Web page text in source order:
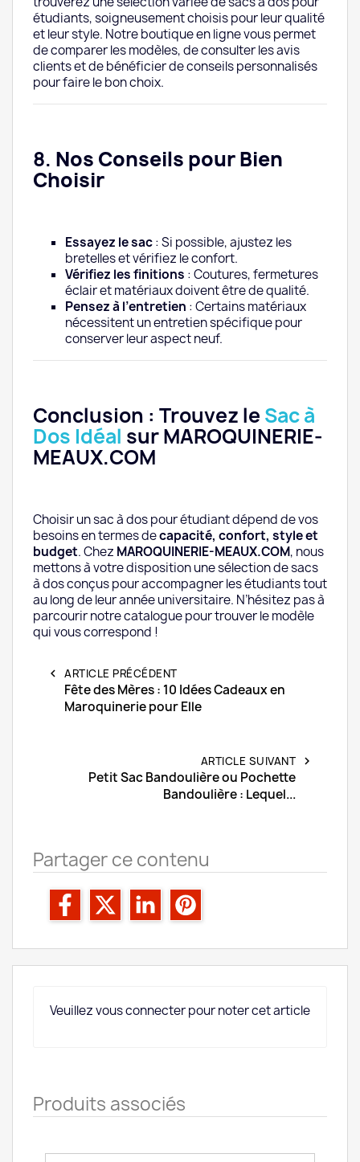
étudiants, soigneusement choisis pour leur qualité
et leur style. Notre boutique en ligne vous permet
de comparer les modèles, de consulter les avis
clients et de bénéficier de conseils personnalisés
pour faire le bon choix.
8. Nos Conseils pour Bien
Choisir
Essayez le sac: Si possible, ajustez les
bretelles et vérifiez le confort.
Vérifiez les finitions : Coutures, fermetures
éclair et matériaux doivent être de qualité.
Pensez à l’entretien : Certains matériaux
nécessitent un entretien spécifique pour
conserver leur aspect neuf.
Conclusion : Trouvez le Sac à
Dos Idéal sur MAROQUINERIE-
MEAUX.COM
Choisir un sac à dos pour étudiant dépend de vos
besoins en termes decapacité, confort, style et
budget. Chez MAROQUINERIE-MEAUX.COM, nous
mettons à votre disposition une sélection de sacs
à dos conçus pour accompagner les étudiants tout
au long de leur année universitaire. N’hésitez pas à
parcourir notre catalogue pour trouver le modèle
qui vous correspond !
chevron_left ARTICLE PRÉCÉDENT
Fête des Mères : 10 Idées Cadeaux en
Maroquinerie pour Elle
ARTICLE SUIVANT chevron_right
Petit Sac Bandoulière ou Pochette
Bandoulière : Lequel...
Partager ce contenu
Veuillez vous connecter pour noter cet article
Produits associés